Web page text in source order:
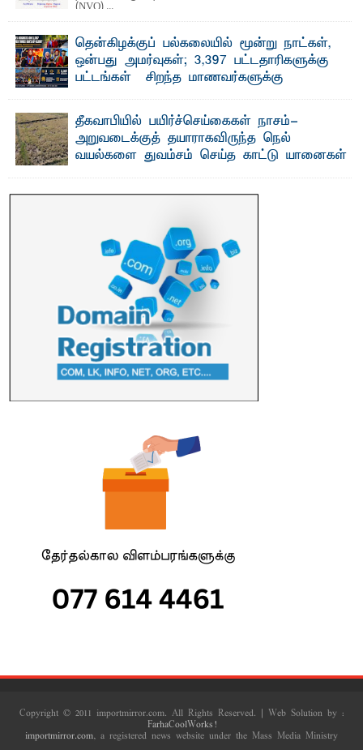
(NVQ) ...
தென்கிழக்குப் பல்கலையில் மூன்று நாட்கள்,
ஒன்பது அமர்வுகள்; 3,397 பட்டதாரிகளுக்கு
பட்டங்கள் – சிறந்த மாணவர்களுக்கு
மற்றும் சிறப்புப் பரிசுகள்
எம்.வை. அமீர்- ஒ லுவிலில் அமைந்துள்ள தென்கிழக்குப்
பல்கலைக்கழகத்தின் 18ஆவது பொதுப் பட்டமளிப்பு விழா ...
தீகவாபியில் பயிர்ச்செய்கைகள் நாசம்-
அறுவடைக்குத் தயாராகவிருந்த நெல்
வயல்களை துவம்சம் செய்த காட்டு யானைகள்
காணப்பட்ட பல ...
Copyright © 2011 importmirror.com. All Rights Reserved. | Web Solution by :
FarhaCoolWorks!
importmirror.com, a registered news website under the Mass Media Ministry